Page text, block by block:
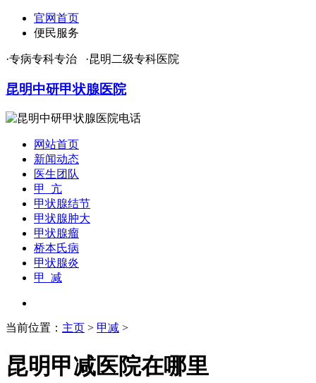
官网首页
便民服务
·专病专科专治 ·昆明二级专科医院
昆明中研甲状腺医院
网站首页
新闻动态
医生团队
甲 亢
甲状腺结节
甲状腺肿大
甲状腺瘤
桥本氏病
甲状腺炎
甲 减
当前位置： 主页 > 甲减 >
昆明甲减医院在哪里